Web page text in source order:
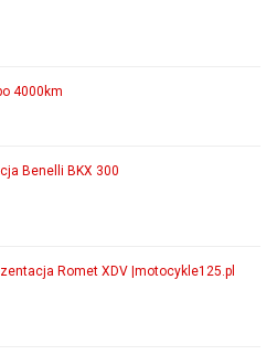
4000km
Benelli BKX 300
Romet XDV |motocykle125.pl